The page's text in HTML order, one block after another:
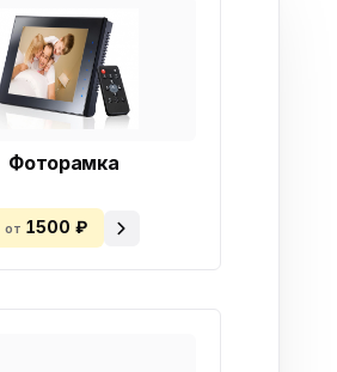
Фоторамка
от 1500 ₽